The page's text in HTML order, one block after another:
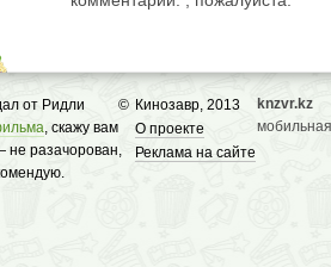
© Кинозавр, 2013
О проекте
Реклама на сайте
от Ридли
, скажу вам
не разачорован,
knzvr.kz